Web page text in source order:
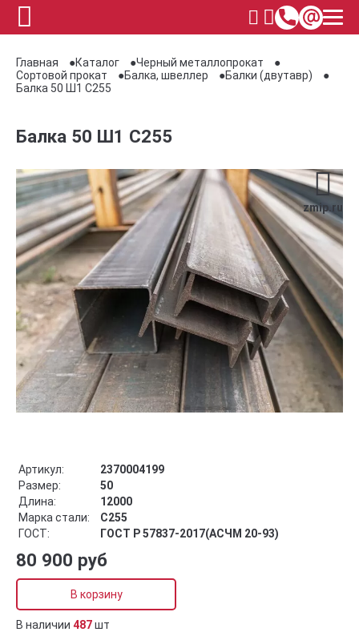
Главная Каталог
Черный металлопрокат
Сортовой прокат
Балка, швеллер
Балки (двутавр)
Балка 50 Ш1 С255
Балка 50 Ш1 С255
zmip.ru
Артикул:
2370004199
Размер:
50
Длина:
12000
Марка стали:
С255
ГОСТ:
ГОСТ Р 57837-2017(АСЧМ 20-93)
80 900 руб
В корзину
В наличии 487шт